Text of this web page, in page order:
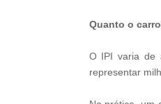
Quanto o
O IPI varia de
representar